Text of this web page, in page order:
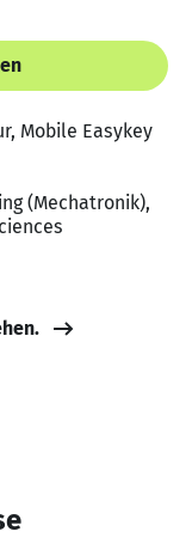
Mobile Easykey
(Mechatronik),